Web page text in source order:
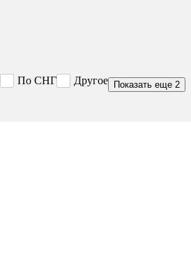
По СНГ Другое Показать еще 2